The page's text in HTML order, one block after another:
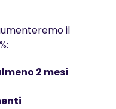
il
2 mesi